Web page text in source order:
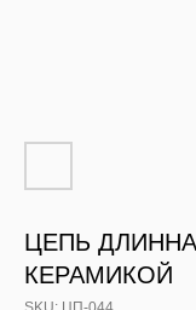
ЦЕПЬ
КЕРАМИКОЙ